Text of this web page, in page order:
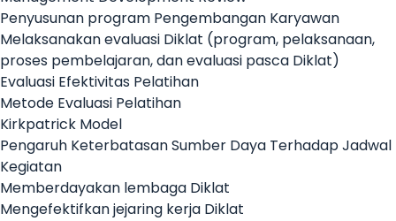
Penyusunan program Pengembangan Karyawan
Melaksanakan evaluasi Diklat (program, pelaksanaan,
proses pembelajaran, dan evaluasi pasca Diklat)
Evaluasi Efektivitas Pelatihan
Metode Evaluasi Pelatihan
Kirkpatrick Model
Pengaruh Keterbatasan Sumber Daya Terhadap Jadwal
Kegiatan
Memberdayakan lembaga Diklat
Mengefektifkan jejaring kerja Diklat